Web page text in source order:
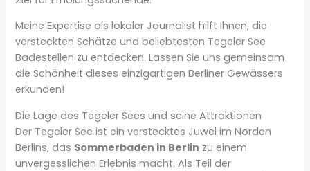
Meine Expertise als lokaler Journalist hilft Ihnen, die
versteckten Schätze und beliebtesten Tegeler See
Badestellen zu entdecken. Lassen Sie uns gemeinsam
die Schönheit dieses einzigartigen Berliner Gewässers
erkunden!
Die Lage des Tegeler Sees und seine Attraktionen
Der Tegeler See ist ein verstecktes Juwel im Norden
Berlins, das Sommerbaden in Berlin zu einem
unvergesslichen Erlebnis macht. Als Teil der